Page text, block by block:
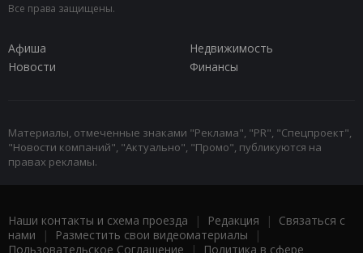
Все права защищены.
Афиша
Недвижимость
Новости
Финансы
Материалы, отмеченные знаками "Реклама", "PR", "Спецпроект",
"Новости компаний", "Актуально", "Промо", публикуются на
правах рекламы.
Наши контакты и схема проезда | Редакция | Связаться с
нами | Разместить свои видеоматериалы |
Пользовательское Соглашение | Политика в сфере